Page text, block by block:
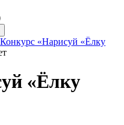
Конкурс «Нарисуй «Ёлку
«Ёлку